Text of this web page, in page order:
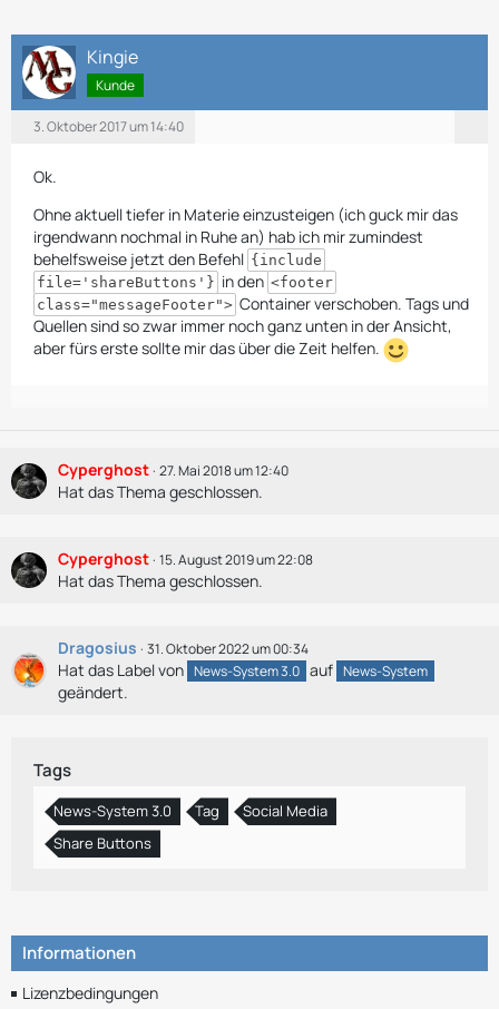
Kingie
Kunde
3. Oktober 2017 um 14:40
Ok.
Ohne aktuell tiefer in Materie einzusteigen (ich guck mir das
irgendwann nochmal in Ruhe an) hab ich mir zumindest
behelfsweise jetzt den Befehl {include
file='shareButtons'} in den <footer
class="messageFooter"> Container verschoben. Tags und
Quellen sind so zwar immer noch ganz unten in der Ansicht,
aber fürs erste sollte mir das über die Zeit helfen.
Cyperghost 27. Mai 2018 um 12:40
Hat das Thema geschlossen.
Cyperghost 15. August 2019 um 22:08
Hat das Thema geschlossen.
Dragosius 31. Oktober 2022 um 00:34
Hat das Label von News-System 3.0 auf News-System
geändert.
Tags
News-System 3.0 Tag
Social Media
Share Buttons
Informationen
Lizenzbedingungen